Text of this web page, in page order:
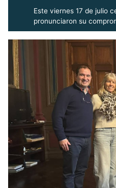
Este viernes 17 de julio
pronunciaron su